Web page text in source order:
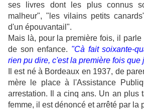
ses livres dont les plus connus
malheur", "les vilains petits
d'un épouvantail".
Mais là, pour la première fois, il
de son enfance. "Cà fait soixante-
rien pu dire, c'est la première fois que
Il est né à Bordeaux en 1937, de
mère le place à l'Assistance
arrestation. Il a cinq ans. Un an plus
femme, il est dénoncé et arrêté par la